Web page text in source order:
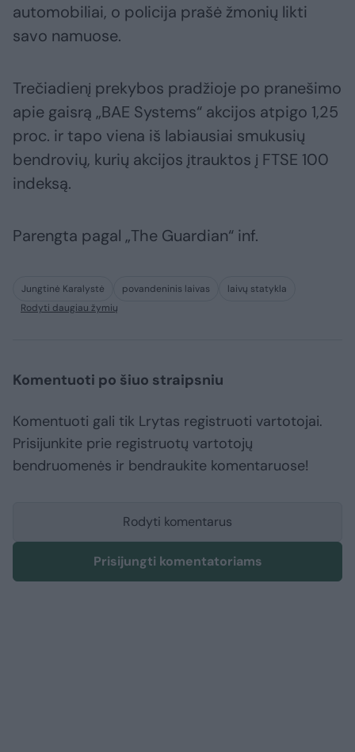
automobiliai, o policija prašė žmonių likti
savo namuose.
Trečiadienį prekybos pradžioje po pranešimo
apie gaisrą „BAE Systems“ akcijos atpigo 1,25
proc. ir tapo viena iš labiausiai smukusių
bendrovių, kurių akcijos įtrauktos į FTSE 100
indeksą.
Parengta pagal „The Guardian“ inf.
Jungtinė Karalystė povandeninis laivas
laivų statykla
Rodyti daugiau žymių
Komentuoti po šiuo straipsniu
Komentuoti gali tik Lrytas registruoti vartotojai.
Prisijunkite prie registruotų vartotojų
bendruomenės ir bendraukite komentaruose!
Rodyti komentarus
Prisijungti komentatoriams